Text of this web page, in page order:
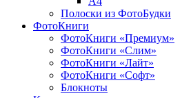
Полоски из ФотоБудки
ФотоКниги
ФотоКниги «Премиум»
ФотоКниги «Слим»
ФотоКниги «Лайт»
ФотоКниги «Софт»
Блокноты